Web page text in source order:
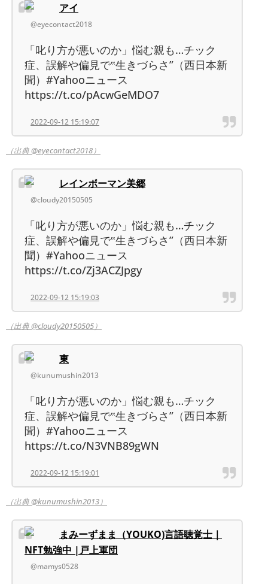
アイ
@eyecontact2018
「叱り方が悪いのか」悩む親も…チック
症、誤解や偏見で‟生きづらさ”（西日本新
聞）#Yahooニュース
https://t.co/pAcwGeMDO7
2022-09-12 15:19:07
（出典 @eyecontact2018）
レインボーマン美郷
@cloudy20150505
「叱り方が悪いのか」悩む親も…チック
症、誤解や偏見で‟生きづらさ”（西日本新
聞）#Yahooニュース
https://t.co/Zj3ACZJpgy
2022-09-12 15:19:03
（出典 @cloudy20150505）
東
@kunumushin2013
「叱り方が悪いのか」悩む親も…チック
症、誤解や偏見で‟生きづらさ”（西日本新
聞）#Yahooニュース
https://t.co/N3VNB89gWN
2022-09-12 15:19:01
（出典 @kunumushin2013）
まみーずまま（YOUKO)言語聴覚士｜
NFT勉強中 |戸上軍団
@mamys0528